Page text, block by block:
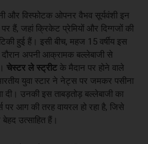
और विस्फोटक ओपनर वैभव सूर्यवंशी इन
हैं, जहां क्रिकेट प्रेमियों और दिग्गजों की
हुई हैं। इसी बीच, महज 15 वर्षीय इस
अपनी आक्रामक बल्लेबाजी से
चेस्टर ले स्ट्रीट के मैदान पर होने वाले
युवा स्टार ने नेट्स पर जमकर पसीना
उनकी इस ताबड़तोड़ बल्लेबाजी का
पर आग की तरह वायरल हो रहा है, जिसे
उत्साहित हैं।